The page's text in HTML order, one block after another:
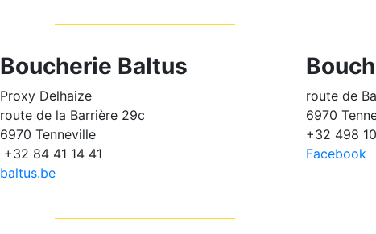
Boucherie Baltus
Proxy Delhaize
route de la Barrière 29c
6970 Tenneville
+32 84 41 14 41
baltus.be
route de
6970
+32 498
Facebook